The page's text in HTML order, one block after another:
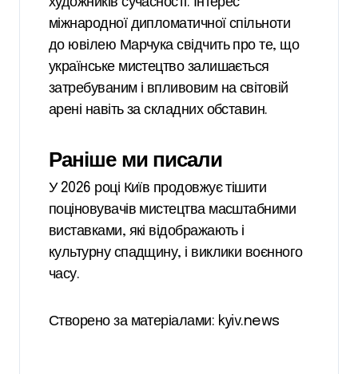
міжнародної дипломатичної спільноти
до ювілею Марчука свідчить про те, що
українське мистецтво залишається
затребуваним і впливовим на світовій
арені навіть за складних обставин.
Раніше ми писали
У 2026 році Київ продовжує тішити
поціновувачів мистецтва масштабними
виставками, які відображають і
культурну спадщину, і виклики воєнного
часу.
Створено за матеріалами: kyiv.news